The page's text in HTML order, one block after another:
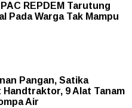
REPDEM Tarutung
Pada Warga Tak Mampu
Pangan, Satika
Handtraktor, 9 Alat Tanam
Air